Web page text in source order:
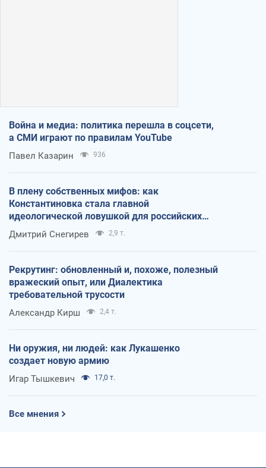
Война и медиа: политика перешла в соцсети,
а СМИ играют по правилам YouTube
Павел Казарин 936
В плену собственных мифов: как
Константиновка стала главной
идеологической ловушкой для российских
оккупантов
Дмитрий Снегирев 2,9 т.
Рекрутинг: обновленный и, похоже, полезный
вражеский опыт, или Диалектика
требовательной трусости
Александр Кирш 2,4 т.
Ни оружия, ни людей: как Лукашенко
создает новую армию
Игар Тышкевич 17,0 т.
Все мнения